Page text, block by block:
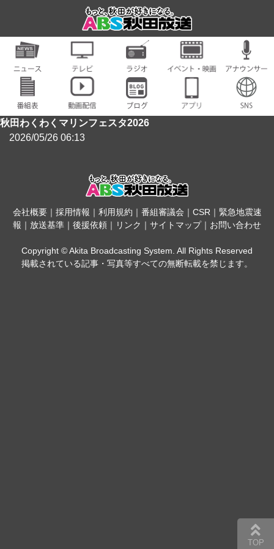
秋田わくわくマリンフェスタ2026
2026/05/26 06:13
会社概要｜ 採用情報 ｜ 利用規約 ｜ 番組審議会 ｜ CSR｜ 緊急地震速
報 ｜ 放送基準 ｜ 後援依頼 ｜ リンク ｜ サイトマップ｜ お問い合わせ
Copyright © Akita Broadcasting System. All Rights Reserved
掲載されている記事・写真等すべての無断転載を禁じます。